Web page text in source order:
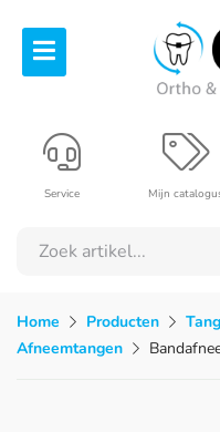
Mijn
Service
Home Producten
Afneemtangen